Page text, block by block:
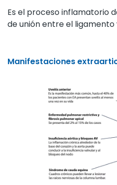
Es el proceso inflamatorio
de unión entre el ligamento
Manifestaciones